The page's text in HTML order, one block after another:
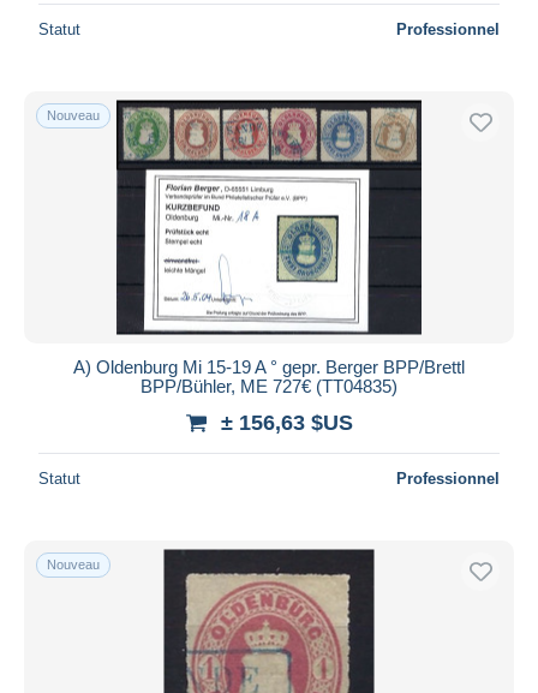
Statut Professionnel
Nouveau
A) Oldenburg Mi 15-19 A ° gepr. Berger BPP/Brettl
BPP/Bühler, ME 727€ (TT04835)
± 156,63 $US
Statut Professionnel
Nouveau